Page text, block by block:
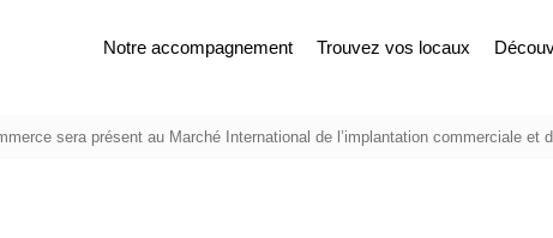
Notre accompagnement Trouvez vos locaux
sera présent au Marché International de l’implantation commerciale et